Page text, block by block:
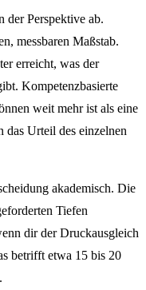
der Perspektive ab.
messbaren Maßstab.
erreicht, was der
Kompetenzbasierte
weit mehr ist als eine
das Urteil des einzelnen
akademisch. Die
Tiefen
dir der Druckausgleich
betrifft etwa 15 bis 20